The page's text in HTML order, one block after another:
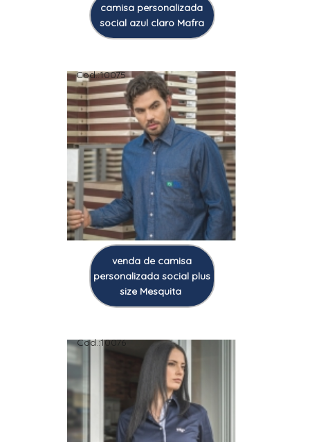
camisa personalizada
social azul claro Mafra
Cod.:10075
venda de camisa
personalizada social plus
size Mesquita
Cod.:10076